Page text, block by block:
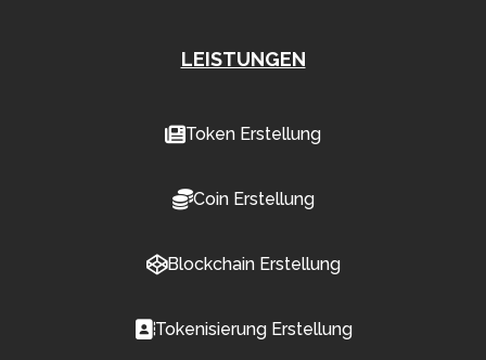
LEISTUNGEN
Token Erstellung
Coin Erstellung
Blockchain Erstellung
Tokenisierung Erstellung